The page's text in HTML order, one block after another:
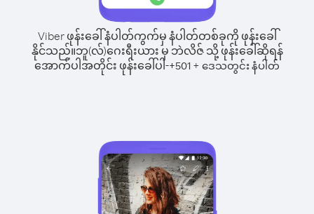
Viber ဖုန်းခေါ်နံပါတ်ကွက်မှ နံပါတ်တစ်ခုကို ဖုန်းခေါ်
နိုင်သည်။ဘူ(လ်)ဂေးရီးယား မှ ဘဲလိဇ် သို့ ဖုန်းခေါ်ဆိုရန်
အောက်ပါအတိုင်း ဖုန်းခေါ်ပါ-+501 + ဒေသတွင်း နံပါတ်